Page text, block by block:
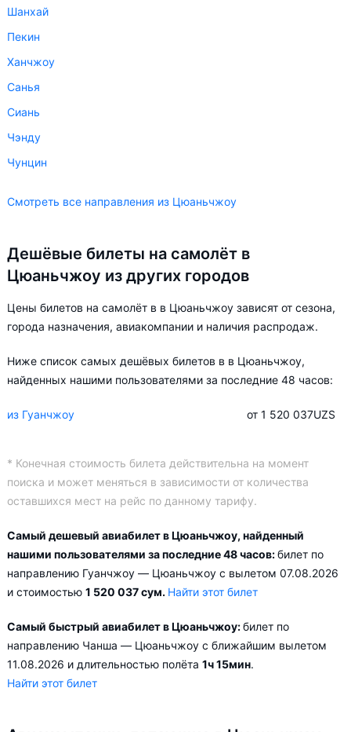
Шанхай
Пекин
Ханчжоу
Санья
Сиань
Чэнду
Чунцин
Смотреть все направления из Цюаньчжоу
Дешёвые билеты на самолёт в
Цюаньчжоу из других городов
Цены билетов на самолёт в в Цюаньчжоу зависят от сезона,
города назначения, авиакомпании и наличия распродаж.
Ниже список самых дешёвых билетов в в Цюаньчжоу,
найденных нашими пользователями за последние 48 часов:
из Гуанчжоу от 1 520 037UZS
* Конечная стоимость билета действительна на момент
поиска и может меняться в зависимости от количества
оставшихся мест на рейс по данному тарифу.
Самый дешевый авиабилет в Цюаньчжоу, найденный
нашими пользователями за последние 48 часов:билет по
направлению Гуанчжоу — Цюаньчжоу с вылетом 07.08.2026
и стоимостью 1 520 037 сум. Найти этот билет
Самый быстрый авиабилет в Цюаньчжоу:билет по
направлению Чанша — Цюаньчжоу с ближайшим вылетом
11.08.2026 и длительностью полёта 1ч 15мин.
Найти этот билет